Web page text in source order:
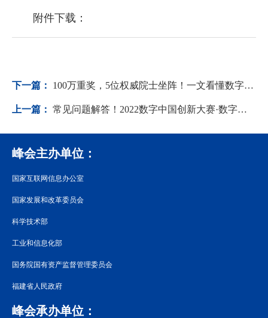
附件下载：
下一篇： 100万重奖，5位权威院士坐阵！一文看懂数字中国创新大赛·数字医疗赛道
上一篇： 常见问题解答！2022数字中国创新大赛·数字医疗赛道答疑特辑
峰会主办单位：
国家互联网信息办公室
国家发展和改革委员会
科学技术部
工业和信息化部
国务院国有资产监督管理委员会
福建省人民政府
峰会承办单位：